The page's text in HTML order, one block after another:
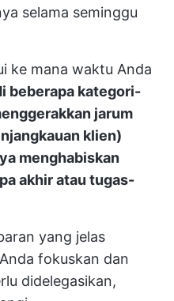
selama seminggu
ke mana waktu Anda
beberapa kategori-
jarum
klien)
menghabiskan
akhir atau tugas-
yang jelas
fokuskan dan
didelegasikan,